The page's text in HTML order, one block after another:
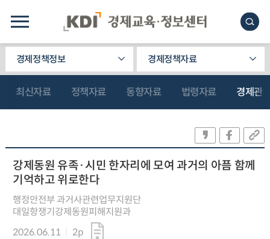
경제정책정보 경제정책자료
최신자료 정책자료 동향자료 법령자료 경제관
강제동원 유족·시민 한자리에 모여 과거의 아픔 함께
기억하고 위로한다
행정안전부 과거사관련업무지원단
대일항쟁기강제동원피해지원과
2026.06.11
2p